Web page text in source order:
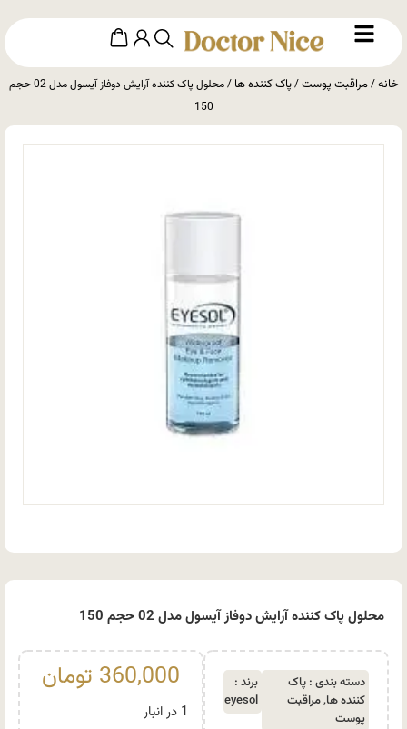
خانه/مراقبت پوست/پاک کننده ها
/ محلول پاک کننده آرایش دوفاز آیسول مدل 02 حجم
150
محلول پاک کننده آرایش دوفاز آیسول مدل 02 حجم 150
دسته بندی : پاک
کننده ها,مراقبت
پوست
برند :
eyesol
360,000 تومان
1 در انبار